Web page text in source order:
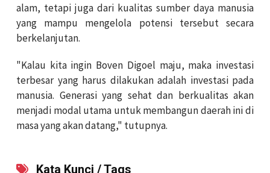
alam, tetapi juga dari kualitas sumber daya manusia
yang mampu mengelola potensi tersebut secara
berkelanjutan.
"Kalau kita ingin Boven Digoel maju, maka investasi
terbesar yang harus dilakukan adalah investasi pada
manusia. Generasi yang sehat dan berkualitas akan
menjadi modal utama untuk membangun daerah ini di
masa yang akan datang," tutupnya.
Kata Kunci / Tags